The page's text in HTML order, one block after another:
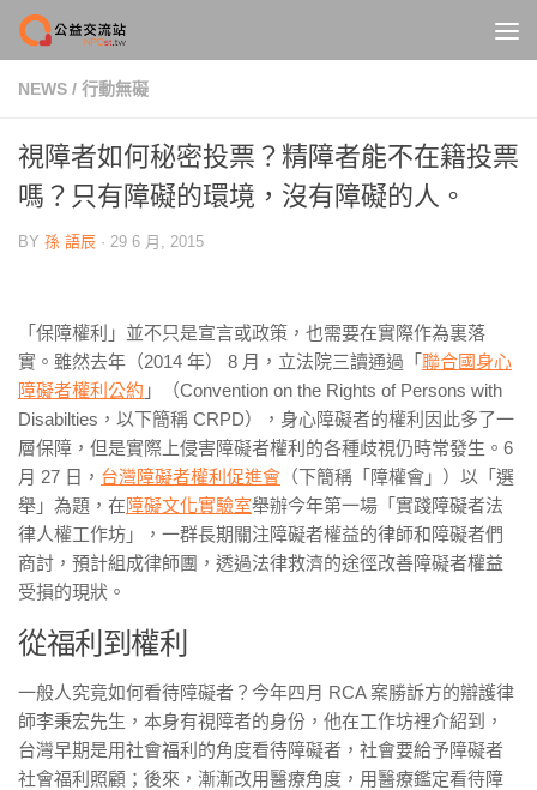
Skip to content
NEWS / 行動無礙
視障者如何秘密投票？精障者能不在籍投票
嗎？只有障礙的環境，沒有障礙的人。
BY 孫 語辰 · 29 6 月, 2015
「保障權利」並不只是宣言或政策，也需要在實際作為裏落
實。雖然去年（2014 年） 8 月，立法院三讀通過「 聯合國身心
障礙者權利公約 」（Convention on the Rights of Persons with
Disabilties，以下簡稱 CRPD），身心障礙者的權利因此多了一
層保障，但是實際上侵害障礙者權利的各種歧視仍時常發生。6
月 27 日， 台灣障礙者權利促進會 （下簡稱「障權會」）以「選
舉」為題，在障礙文化實驗室舉辦今年第一場「實踐障礙者法
律人權工作坊」，一群長期關注障礙者權益的律師和障礙者們
商討，預計組成律師團，透過法律救濟的途徑改善障礙者權益
受損的現狀。
從福利到權利
一般人究竟如何看待障礙者？今年四月 RCA 案勝訴方的辯護律
師李秉宏先生，本身有視障者的身份，他在工作坊裡介紹到，
台灣早期是用社會福利的角度看待障礙者，社會要給予障礙者
社會福利照顧；後來，漸漸改用醫療角度，用醫療鑑定看待障